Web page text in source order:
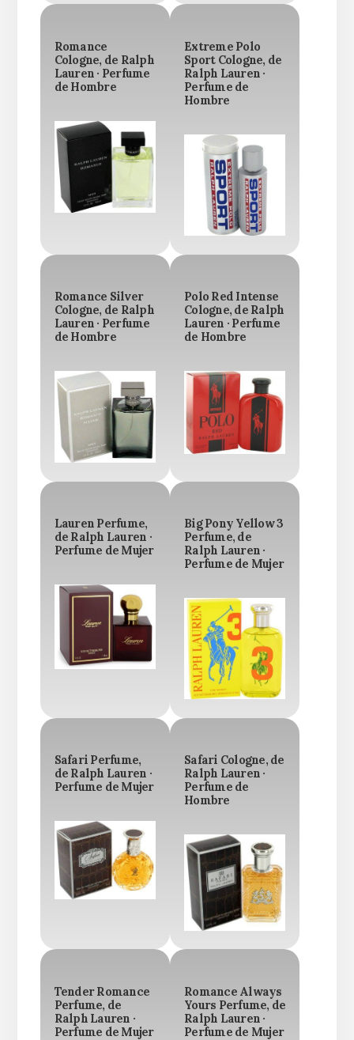
Romance
Cologne, de Ralph
Lauren · Perfume
de Hombre
Extreme Polo
Sport Cologne, de
Ralph Lauren ·
Perfume de
Hombre
Romance Silver
Cologne, de Ralph
Lauren · Perfume
de Hombre
Polo Red Intense
Cologne, de Ralph
Lauren · Perfume
de Hombre
Lauren Perfume,
de Ralph Lauren ·
Perfume de Mujer
Big Pony Yellow 3
Perfume, de
Ralph Lauren ·
Perfume de Mujer
Safari Perfume,
de Ralph Lauren ·
Perfume de Mujer
Safari Cologne, de
Ralph Lauren ·
Perfume de
Hombre
Tender Romance
Perfume, de
Ralph Lauren ·
Perfume de Mujer
Romance Always
Yours Perfume, de
Ralph Lauren ·
Perfume de Mujer